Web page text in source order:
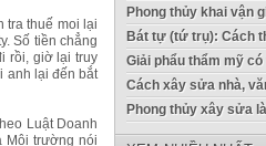
tra thuế moi lại
Số tiền chẳng
rồi, giờ lại truy
anh lại đến bắt
Luật Doanh
Môi trường nói
Phong thủy khai vận
Bát tự (tứ trụ): Cách
Giải phẩu thẩm mỹ
Cách xây sửa nhà,
Phong thủy xây sửa